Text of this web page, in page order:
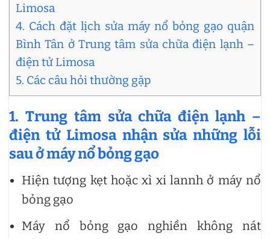
Limosa
4. Cách đặt lịch sửa máy nổ bỏng gạo quận
Bình Tân ở Trung tâm sửa chữa điện lạnh –
điện tử Limosa
5. Các câu hỏi thường gặp
1. Trung tâm sửa chữa điện lạnh –
điện tử Limosa nhận sửa những lỗi
sau ở máy nổ bỏng gạo
Hiện tượng kẹt hoặc xì xi lannh ở máy nổ
bỏng gạo
Máy nổ bỏng gạo nghiền không nát